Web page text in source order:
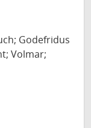
Godefridus
Volmar;